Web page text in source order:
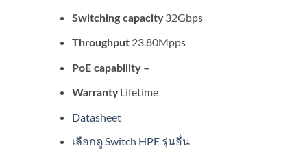
Switching capacity32Gbps
Throughput23.80Mpps
PoE capability –
WarrantyLifetime
Datasheet
เลือกดู Switch HPE รุ่นอื่น